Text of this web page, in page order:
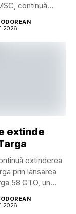
continuă
2026
extinde
extinderea
prin lansarea
58 GTO, un...
2026